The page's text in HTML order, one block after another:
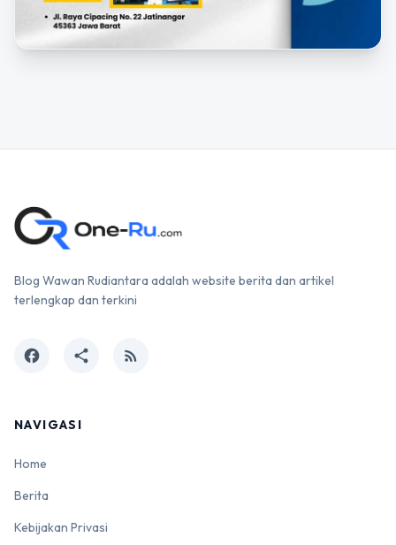
Blog Wawan Rudiantara adalah website berita dan artikel
terlengkap dan terkini
facebook share rss_feed
NAVIGASI
Home
Berita
Kebijakan Privasi